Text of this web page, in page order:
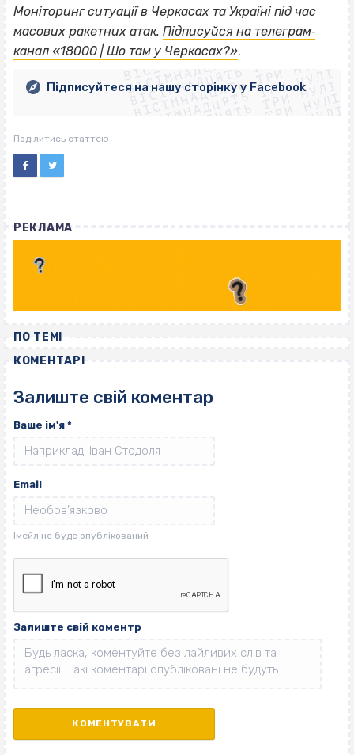
Моніторинг ситуації в Черкасах та Україні під час
масових ракетних атак. Підписуйся на телеграм‐
канал «18000 | Шо там у Черкасах?».
ВІСІМНАДЦЯТЬ ТРИ НУЛІ
ВІСІМНАДЦЯТЬ ТРИ НУЛІ
ВІСІМНАДЦЯТЬ ТРИ НУЛІ
ВІСІМНАДЦЯТЬ ТРИ НУЛІ
ВІСІМНАДЦЯТЬ ТРИ НУЛІ
ВІСІМНАДЦЯТЬ ТРИ НУЛІ
ВІСІМНАДЦЯТЬ ТРИ НУЛІ
ВІСІМНАДЦЯТЬ ТРИ НУЛІ
Підписуйтеся на нашу сторінку у Facebook
Поділитись статтею
РЕКЛАМА
ПО ТЕМІ
КОМЕНТАРІ
Залиште свій коментар
Ваше ім'я *
Email
Залиште свій коментр